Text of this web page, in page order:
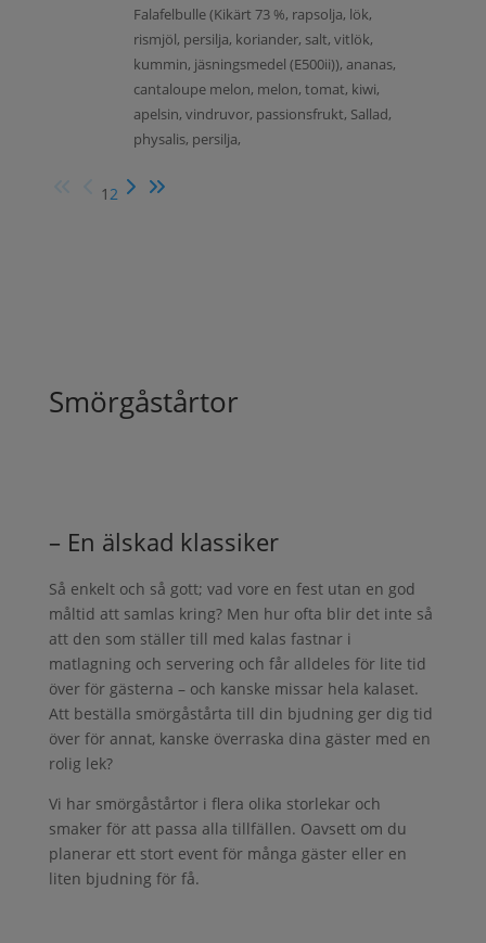
Falafelbulle (Kikärt 73 %, rapsolja, lök,
rismjöl, persilja, koriander, salt, vitlök,
kummin, jäsningsmedel (E500ii)), ananas,
cantaloupe melon, melon, tomat, kiwi,
apelsin, vindruvor, passionsfrukt, Sallad,
physalis, persilja,
1 2
Smörgåstårtor
– En älskad klassiker
Så enkelt och så gott; vad vore en fest utan en god
måltid att samlas kring? Men hur ofta blir det inte så
att den som ställer till med kalas fastnar i
matlagning och servering och får alldeles för lite tid
över för gästerna – och kanske missar hela kalaset.
Att beställa smörgåstårta till din bjudning ger dig tid
över för annat, kanske överraska dina gäster med en
rolig lek?
Vi har smörgåstårtor i flera olika storlekar och
smaker för att passa alla tillfällen. Oavsett om du
planerar ett stort event för många gäster eller en
liten bjudning för få.